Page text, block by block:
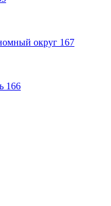
округ 167
166